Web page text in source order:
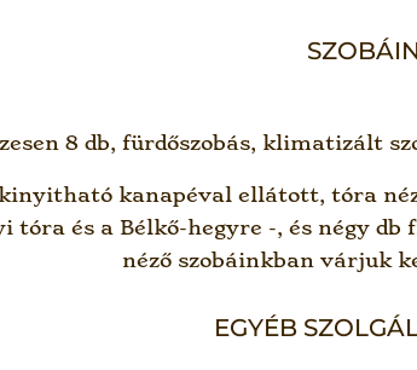
8 db, fürdőszobás, klimatizált
kanapéval ellátott, tóra
és a Bélkő-hegyre -, és négy
néző szobáinkban várjuk
EGYÉB